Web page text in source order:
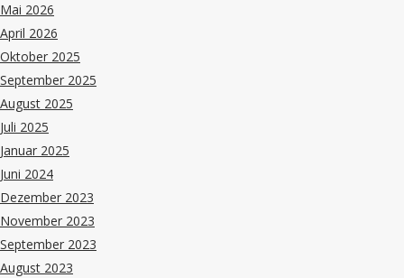
Mai 2026
April 2026
Oktober 2025
September 2025
August 2025
Juli 2025
Januar 2025
Juni 2024
Dezember 2023
November 2023
September 2023
August 2023